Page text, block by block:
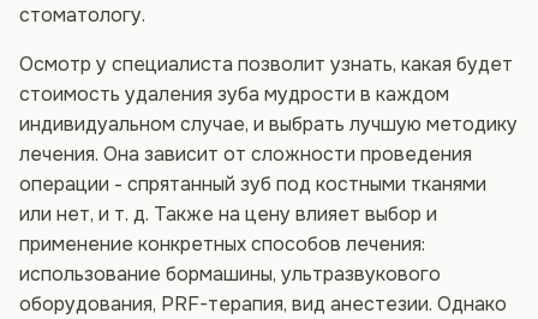
стоматологу.
Осмотр у специалиста позволит узнать, какая будет
стоимость удаления зуба мудрости в каждом
индивидуальном случае, и выбрать лучшую методику
лечения. Она зависит от сложности проведения
операции - спрятанный зуб под костными тканями
или нет, и т. д. Также на цену влияет выбор и
применение конкретных способов лечения:
использование бормашины, ультразвукового
оборудования, PRF-терапия, вид анестезии. Однако